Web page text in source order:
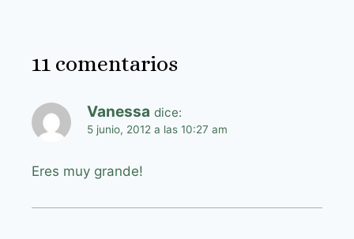
11 comentarios
Vanessa dice:
5 junio, 2012 a las 10:27 am
Eres muy grande!